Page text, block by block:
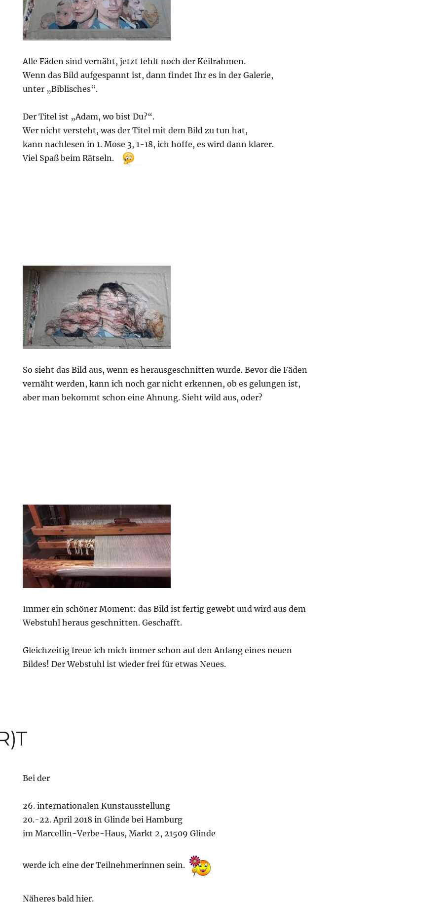
Alle Fäden sind vernäht, jetzt fehlt noch der Keilrahmen.
Wenn das Bild aufgespannt ist, dann findet Ihr es in der Galerie,
unter „Biblisches“.
Der Titel ist „Adam, wo bist Du?“.
Wer nicht versteht, was der Titel mit dem Bild zu tun hat,
kann nachlesen in 1. Mose 3, 1-18, ich hoffe, es wird dann klarer.
Viel Spaß beim Rätseln.
So sieht das Bild aus, wenn es herausgeschnitten wurde. Bevor die Fäden
vernäht werden, kann ich noch gar nicht erkennen, ob es gelungen ist,
aber man bekommt schon eine Ahnung. Sieht wild aus, oder?
Immer ein schöner Moment: das Bild ist fertig gewebt und wird aus dem
Webstuhl heraus geschnitten. Geschafft.
Gleichzeitig freue ich mich immer schon auf den Anfang eines neuen
Bildes! Der Webstuhl ist wieder frei für etwas Neues.
Bei der
26. internationalen Kunstausstellung
20.-22. April 2018 in Glinde bei Hamburg
im Marcellin-Verbe-Haus, Markt 2, 21509 Glinde
werde ich eine der Teilnehmerinnen sein.
Näheres bald hier.